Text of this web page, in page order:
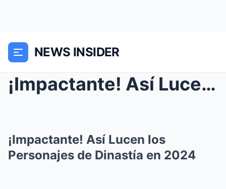
NEWS INSIDER
¡Impactante! Así Lucen los Personajes de Dinastía ...
¡Impactante! Así Lucen los
Personajes de Dinastía en 2024